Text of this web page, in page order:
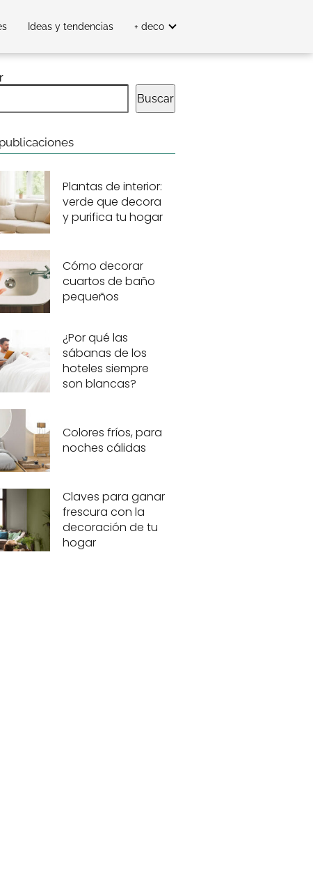
Ideas y tendencias + deco
Buscar
Plantas de interior:
verde que decora
y purifica tu hogar
Cómo decorar
cuartos de baño
pequeños
¿Por qué las
sábanas de los
hoteles siempre
son blancas?
Colores fríos, para
noches cálidas
Claves para ganar
frescura con la
decoración de tu
hogar